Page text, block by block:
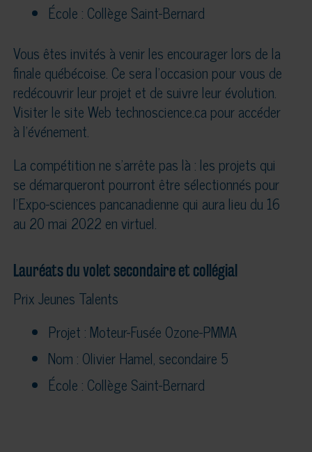
École : Collège Saint-Bernard
Vous êtes invités à venir les encourager lors de la
finale québécoise. Ce sera l’occasion pour vous de
redécouvrir leur projet et de suivre leur évolution.
Visiter le site Web technoscience.ca pour accéder
à l’événement.
La compétition ne s’arrête pas là : les projets qui
se démarqueront pourront être sélectionnés pour
l’Expo-sciences pancanadienne qui aura lieu du 16
au 20 mai 2022 en virtuel.
Lauréats du volet secondaire et collégial
Prix Jeunes Talents
Projet : Moteur-Fusée Ozone-PMMA
Nom : Olivier Hamel, secondaire 5
École : Collège Saint-Bernard